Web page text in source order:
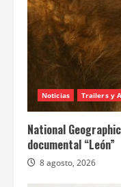
Noticias Trailers y
National
documental “León”
8 agosto, 2026